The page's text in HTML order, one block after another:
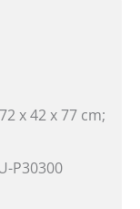
x 42 x 77 cm;
P30300